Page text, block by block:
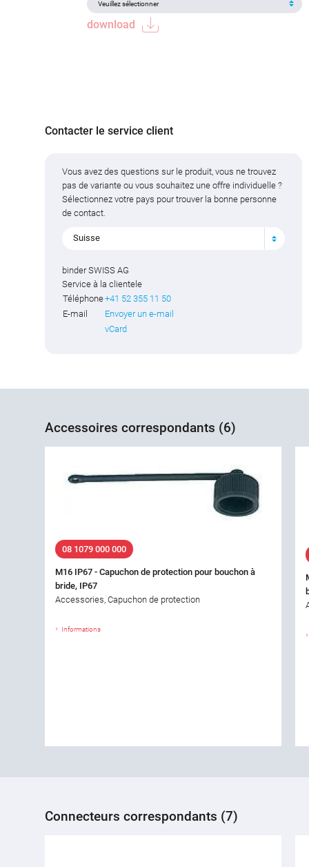
download
Contacter le service client
Vous avez des questions sur le produit, vous ne trouvez
pas de variante ou vous souhaitez une offre individuelle ?
Sélectionnez votre pays pour trouver la bonne personne
de contact.
Suisse
binder SWISS AG
Service à la clientele
Téléphone+41 52 355 11 50
E-mail
Envoyer un e-mail
vCard
Accessoires correspondants (6)
08 1079 000 000
M16 IP67 - Capuchon de protection pour bouchon à
bride, IP67
Accessories, Capuchon de protection
Informations
Connecteurs correspondants (7)